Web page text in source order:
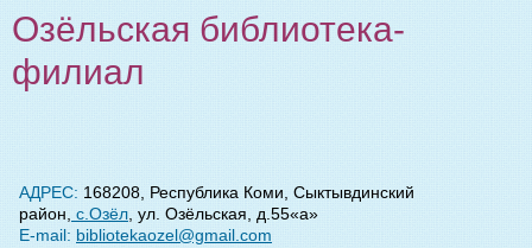
Озёльская библиотека-
филиал
АДРЕС: 168208, Республика Коми, Сыктывдинский
район, с.Озёл , ул. Озёльская, д.55«а»
Е-mail: bibliotekaozel@gmail.com